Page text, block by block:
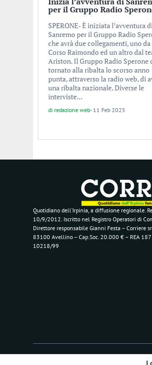
per il Gruppo Radio
SPERONE- È iniziata l’avventura
Sanremo per il Gruppo Radio
che avrà due collegamenti, uno da
Corso Raimondo ed un altro dal
Ariston. Il Gruppo Radio Sperone
tornato alla ribalta lo scorso anno
punta, attraverso la radio web, di
una ribalta nazionale. Diverse le
interviste...
di redazione web- 11 Feb 2025
Quotidiano dell’Irpinia, a diffusione regionale.
10/9/2012. Iscritto nel Registro Operatori di
Direttore responsabile Gianni Festa – Corriere
83100 Avellino – Cap.Soc. 20.000 € – REA
10218/99